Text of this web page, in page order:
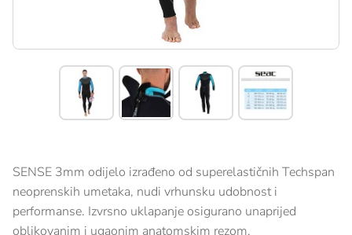
SENSE 3mm odijelo izrađeno od superelastičnih Techspan
neoprenskih umetaka, nudi vrhunsku udobnost i
performanse. Izvrsno uklapanje osigurano unaprijed
oblikovanim i ugaonim anatomskim rezom.